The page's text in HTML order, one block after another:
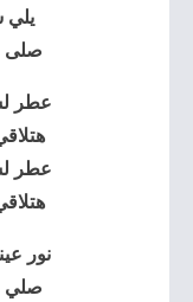
يلي
صلى
عطر
عطر
نور
صلي